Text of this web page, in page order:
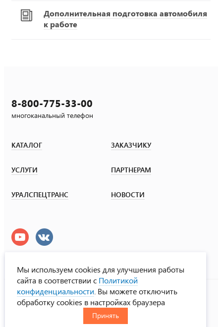
Дополнительная подготовка автомобиля
к работе
8-800-775-33-00
многоканальный телефон
КАТАЛОГ ЗАКАЗЧИКУ
УСЛУГИ ПАРТНЕРАМ
УРАЛСПЕЦТРАНС НОВОСТИ
УралСпецТранс
© ООО «Урал СТ», 2000-2026
Политика конфиденциальности
Мы используем cookies для улучшения работы
сайта в соответствии с Политикой
конфиденциальности . Вы можете отключить
обработку cookies в настройках браузера
Принять